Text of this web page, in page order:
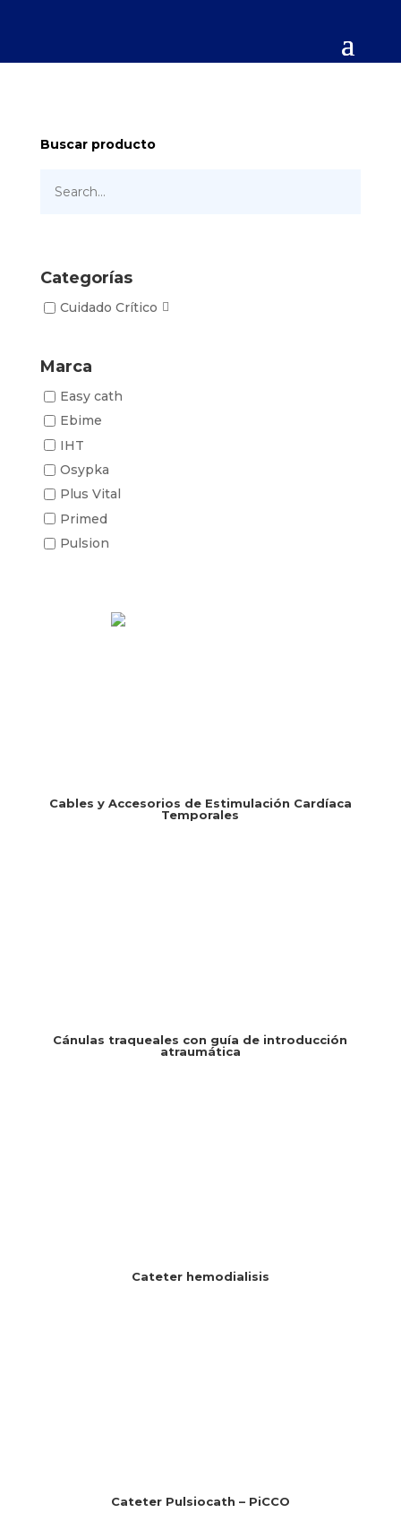
Buscar producto
Categorías
Cuidado Crítico
Marca
Easy cath
Ebime
IHT
Osypka
Plus Vital
Primed
Pulsion
Cables y Accesorios de Estimulación Cardíaca
Temporales
Cánulas traqueales con guía de introducción
atraumática
Cateter hemodialisis
Cateter Pulsiocath – PiCCO